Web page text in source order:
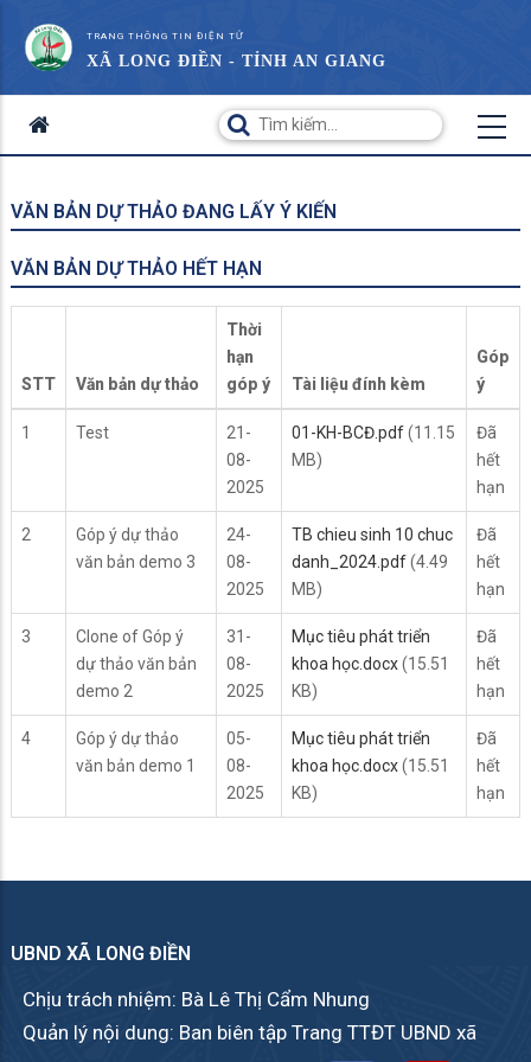
TRANG THÔNG TIN ĐIỆN TỬ
XÃ LONG ĐIỀN - TỈNH AN GIANG
VĂN BẢN DỰ THẢO ĐANG LẤY Ý KIẾN
VĂN BẢN DỰ THẢO HẾT HẠN
STT Văn bản dự thảo
Thời
hạn
góp ý
Tài liệu đính kèm
Góp
ý
1 Test
21-
08-
2025
01-KH-BCĐ.pdf(11.15
MB)
Đã
hết
hạn
2
Góp ý dự thảo
văn bản demo 3
24-
08-
2025
TB chieu sinh 10 chuc
danh_2024.pdf(4.49
MB)
Đã
hết
hạn
3
Clone of Góp ý
dự thảo văn bản
demo 2
31-
08-
2025
Mục tiêu phát triển
khoa học.docx(15.51
KB)
Đã
hết
hạn
4
Góp ý dự thảo
văn bản demo 1
05-
08-
2025
Mục tiêu phát triển
khoa học.docx(15.51
KB)
Đã
hết
hạn
UBND XÃ LONG ĐIỀN
Chịu trách nhiệm: Bà Lê Thị Cẩm Nhung
Quản lý nội dung: Ban biên tập Trang TTĐT UBND xã